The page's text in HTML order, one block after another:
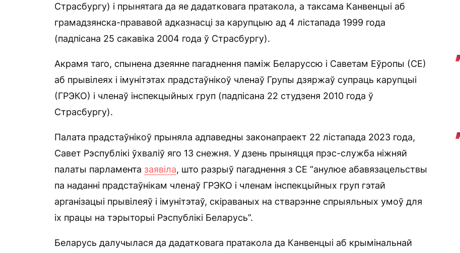
Страсбургу) і прынятага да яе дадатковага пратакола, а таксама Канвенцыі аб
грамадзянска-прававой адказнасці за карупцыю ад 4 лістапада 1999 года
(падпісана 25 сакавіка 2004 года ў Страсбургу).
Акрамя таго, спынена дзеянне пагаднення паміж Беларуссю і Саветам Еўропы (СЕ)
аб прывілеях і імунітэтах прадстаўнікоў членаў Групы дзяржаў супраць карупцыі
(ГРЭКО) і членаў інспекцыйных груп (падпісана 22 студзеня 2010 года ў
Страсбургу).
Палата прадстаўнікоў прыняла адпаведны законапраект 22 лістапада 2023 года,
Савет Рэспублікі ўхваліў яго 13 снежня. У дзень прыняцця прэс-служба ніжняй
палаты парламента заявіла, што разрыў пагаднення з СЕ “анулюе абавязацельствы
па наданні прадстаўнікам членаў ГРЭКО і членам інспекцыйных груп гэтай
арганізацыі прывілеяў і імунітэтаў, скіраваных на стварэнне спрыяльных умоў для
іх працы на тэрыторыі Рэспублікі Беларусь”.
Беларусь далучылася да дадатковага пратакола да Канвенцыі аб крымінальнай